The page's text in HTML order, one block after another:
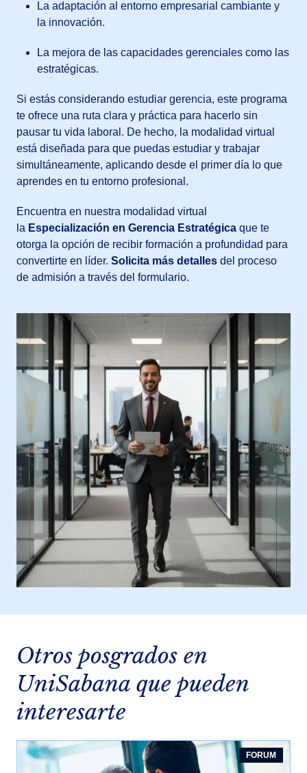
La adaptación al entorno empresarial cambiante y
la innovación.
La mejora de las capacidades gerenciales como las
estratégicas.
Si estás considerando estudiar gerencia, este programa
te ofrece una ruta clara y práctica para hacerlo sin
pausar tu vida laboral. De hecho, la modalidad virtual
está diseñada para que puedas estudiar y trabajar
simultáneamente, aplicando desde el primer día lo que
aprendes en tu entorno profesional.
Encuentra en nuestra modalidad virtual
la Especialización en Gerencia Estratégica que te
otorga la opción de recibir formación a profundidad para
convertirte en líder. Solicita más detalles del proceso
de admisión a través del formulario.
Otros posgrados en
UniSabana que pueden
interesarte
FORUM